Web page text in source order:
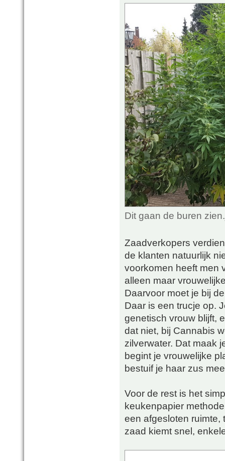
Dit gaan de buren
Zaadverkopers
de klanten natuurlijk
voorkomen heeft men
alleen maar
Daarvoor moet je bij
Daar is een trucje op.
genetisch vrouw blijft,
dat niet, bij Cannabis
zilverwater. Dat maak
begint je vrouwelijke
bestuif je haar zus
Voor de rest is het
keukenpapier
een afgesloten
zaad kiemt snel,